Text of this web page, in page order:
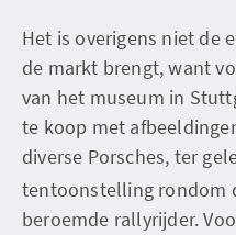
Het is overigens niet de
de markt brengt, want
van het museum in
te koop met
diverse Porsches, ter
tentoonstelling rondom
beroemde rallyrijder.